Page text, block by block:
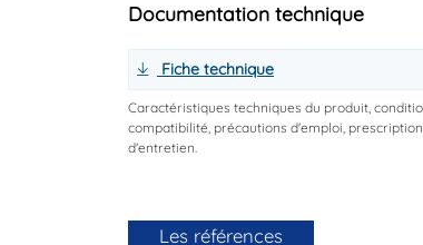
Documentation technique
Fiche technique
Caractéristiques techniques du produit,
compatibilité, précautions d'emploi,
d'entretien.
Les références